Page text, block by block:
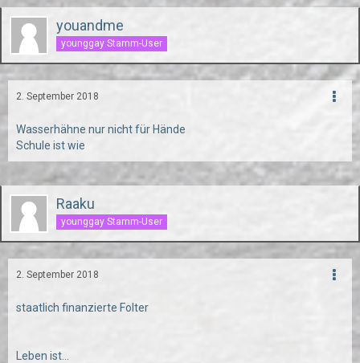
youandme
younggay Stamm-User
2. September 2018
Wasserhähne nur nicht für Hände
Schule ist wie
Raaku
younggay Stamm-User
2. September 2018
staatlich finanzierte Folter
Leben ist...